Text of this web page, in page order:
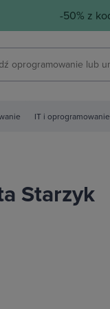
-50% z
IT i oprogramowanie
Starzyk